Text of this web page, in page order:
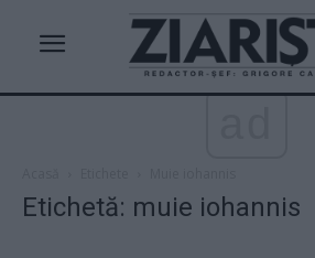
Etichetă: muie iohannis